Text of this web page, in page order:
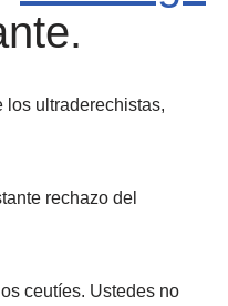
los ultraderechistas,
rechazo del
ceutíes. Ustedes no